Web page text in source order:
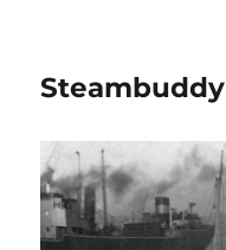
Steambuddy